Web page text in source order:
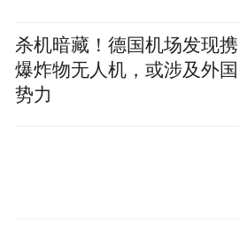
杀机暗藏！德国机场发现携
爆炸物无人机，或涉及外国
势力